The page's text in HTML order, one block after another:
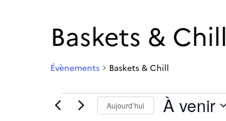
Baskets & Chill
Évènements Baskets & Chill
Aujourd’hui À venir